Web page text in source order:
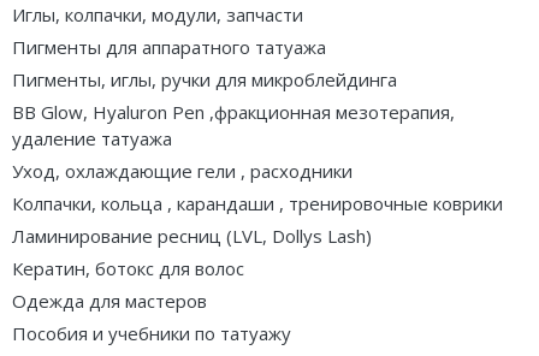
Иглы, колпачки, модули, запчасти
Пигменты для аппаратного татуажа
Пигменты, иглы, ручки для микроблейдинга
BB Glow, Hyaluron Pen ,фракционная мезотерапия,
удаление татуажа
Уход, охлаждающие гели , расходники
Колпачки, кольца , карандаши , тренировочные коврики
Ламинирование ресниц (LVL, Dollys Lash)
Кератин, ботокс для волос
Одежда для мастеров
Пособия и учебники по татуажу